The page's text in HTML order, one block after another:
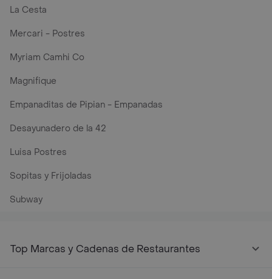
La Cesta
Mercari - Postres
Myriam Camhi Co
Magnifique
Empanaditas de Pipian - Empanadas
Desayunadero de la 42
Luisa Postres
Sopitas y Frijoladas
Subway
Top Marcas y Cadenas de Restaurantes